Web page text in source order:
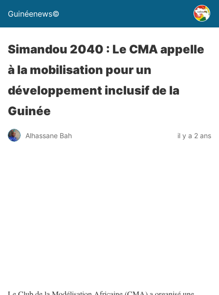
Guinéenews©
Simandou 2040 : Le CMA appelle
à la mobilisation pour un
développement inclusif de la
Guinée
Alhassane Bah il y a 2 ans